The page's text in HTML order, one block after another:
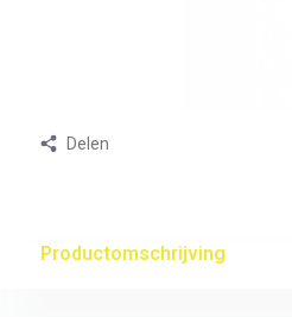
Delen
Productomschrijving